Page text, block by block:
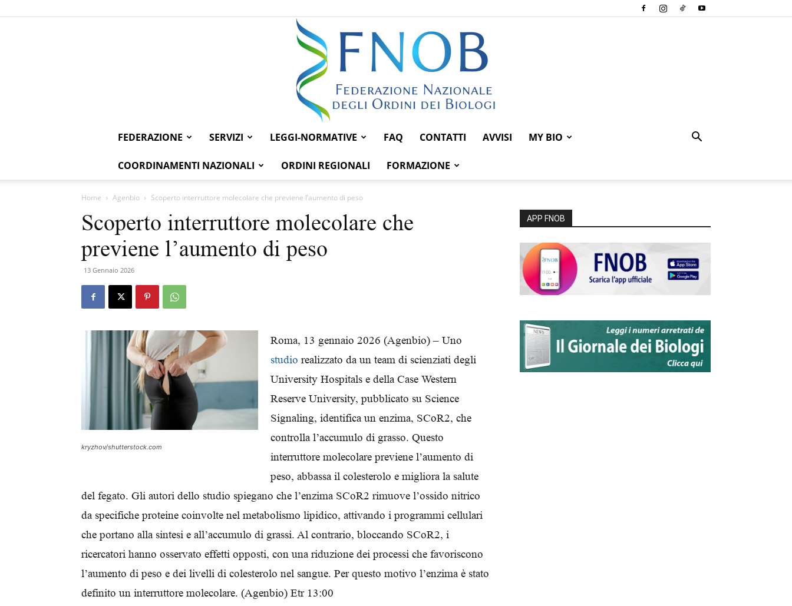
Federazione
FEDERAZIONE SERVIZI LEGGI-NORMATIVE FAQ CONTATTI AVVISI MY BIO
COORDINAMENTI NAZIONALI ORDINI REGIONALI FORMAZIONE
Home Agenbio Scoperto interruttore molecolare che previene l’aumento di peso
Scoperto interruttore molecolare che
previene l’aumento di peso
13 Gennaio 2026
kryzhov/shutterstock.com
Roma, 13 gennaio 2026 (Agenbio) – Uno
studio realizzato da un team di scienziati degli
University Hospitals e della Case Western
Reserve University, pubblicato su Science
Signaling, identifica un enzima, SCoR2, che
controlla l’accumulo di grasso. Questo
interruttore molecolare previene l’aumento di
peso, abbassa il colesterolo e migliora la salute
del fegato. Gli autori dello studio spiegano che l’enzima SCoR2 rimuove l’ossido nitrico
da specifiche proteine coinvolte nel metabolismo lipidico, attivando i programmi cellulari
che portano alla sintesi e all’accumulo di grassi. Al contrario, bloccando SCoR2, i
ricercatori hanno osservato effetti opposti, con una riduzione dei processi che favoriscono
l’aumento di peso e dei livelli di colesterolo nel sangue. Per questo motivo l’enzima è stato
definito un interruttore molecolare. (Agenbio) Etr 13:00
APP FNOB